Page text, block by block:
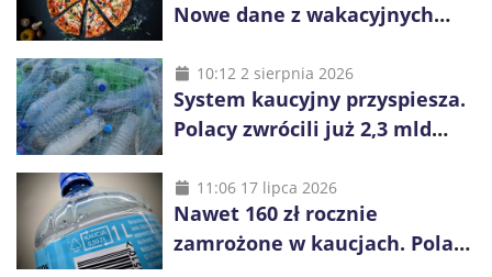
Nowe dane z wakacyjnych
10:12 2 sierpnia 2026
System kaucyjny przyspiesza.
Polacy zwrócili już 2,3 mld
11:06 17 lipca 2026
Nawet 160 zł rocznie
zamrożone w kaucjach. Polacy